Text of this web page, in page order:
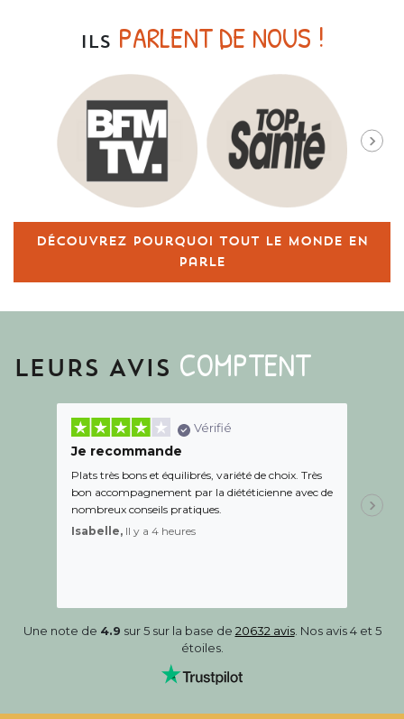
ILS PARLENT DE NOUS !
Découvrez pourquoi tout le monde en
parle
LEURS AVIS COMPTENT
Vérifié
Je recommande
Plats très bons et équilibrés, variété de choix. Très
bon accompagnement par la diététicienne avec de
nombreux conseils pratiques.
Isabelle, Il y a 4 heures
de l
aidé
Une note de 4.9 sur 5 sur la base de 20632 avis. Nos avis 4 et 5
étoiles.